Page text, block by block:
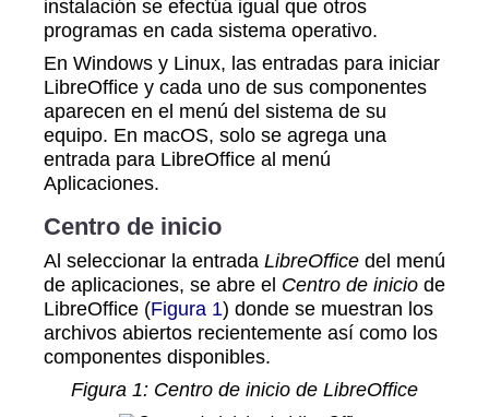
instalación se efectúa igual que otros
programas en cada sistema operativo.
En Windows y Linux, las entradas para iniciar
LibreOffice y cada uno de sus componentes
aparecen en el menú del sistema de su
equipo. En macOS, solo se agrega una
entrada para LibreOffice al menú
Aplicaciones.
Centro de inicio
Al seleccionar la entrada LibreOffice del menú
de aplicaciones, se abre el Centro de inicio de
LibreOffice (Figura 1) donde se muestran los
archivos abiertos recientemente así como los
componentes disponibles.
Figura 1: Centro de inicio de LibreOffice